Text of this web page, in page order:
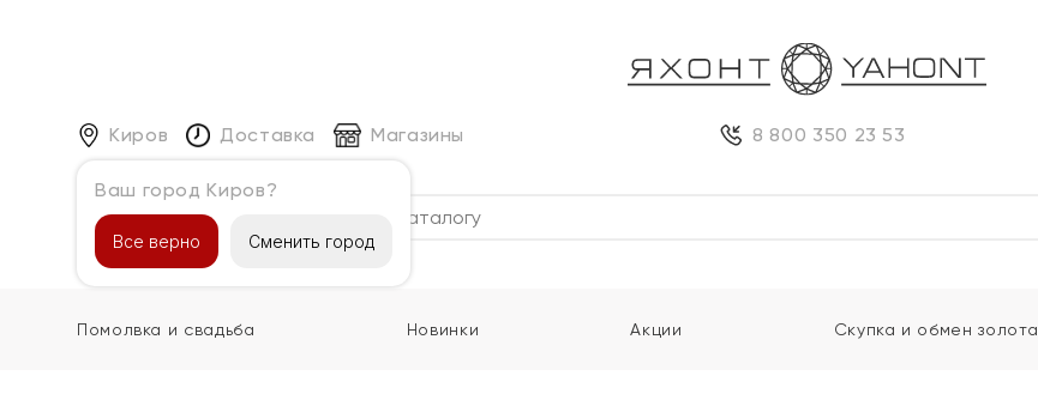
Киров
Ваш город Киров?
Все верно Сменить город
Доставка Магазины 8 800 350 23 53
Каталог
Помолвка и свадьба Новинки Акции Скупка и обмен золота